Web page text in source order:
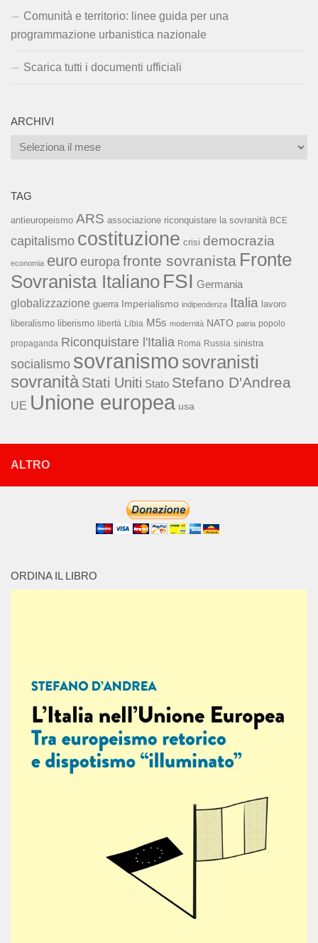
Comunità e territorio: linee guida per una
programmazione urbanistica nazionale
Scarica tutti i documenti ufficiali
ARCHIVI
Archivi
TAG
antieuropeismo ARS associazione riconquistare la sovranità BCE
capitalismo costituzione crisi democrazia
economia euro europa fronte sovranista Fronte
Sovranista Italiano FSI Germania
globalizzazione guerra Imperialismo indipendenza Italia lavoro
liberalismo liberismo libertà Libia M5s modernità NATO patria popolo
propaganda Riconquistare l'Italia Roma Russia sinistra
socialismo sovranismo sovranisti
sovranità Stati Uniti Stato Stefano D'Andrea
UE Unione europea usa
ALTRO
ORDINA IL LIBRO